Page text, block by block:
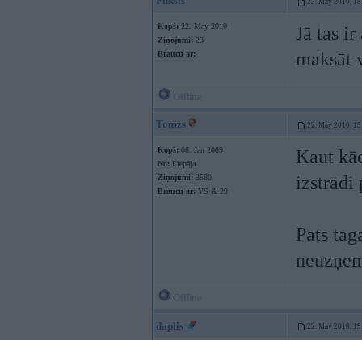
22. May 2010,
Kopš: 22. May 2010
Ziņojumi: 23
Braucu ar:
Jā tas ir
maksāt
Tomzs 22. May 2010,
Kopš: 06. Jan 2009
No: Liepāja
Ziņojumi: 3580
Braucu ar: VS & 29
Kaut
izstrādi
Pats
daplis 22. May 2010,